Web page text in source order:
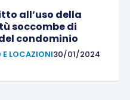
all’uso della
soccombe di
condominio
LOCAZIONI30/01/2024